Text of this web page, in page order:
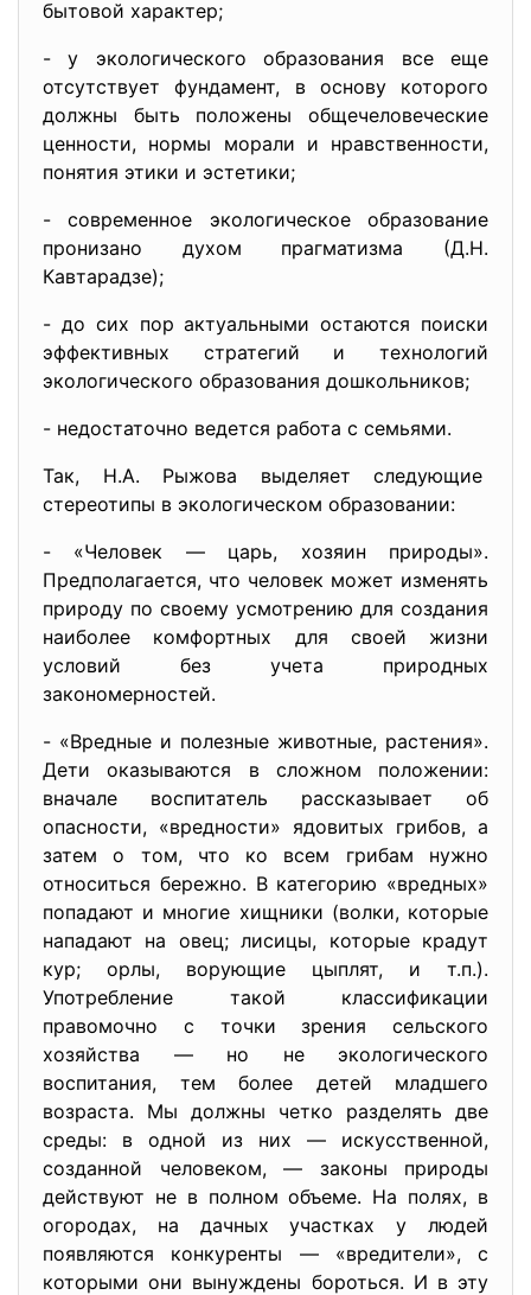
бытовой характер;
- у экологического образования все еще
отсутствует фундамент, в основу которого
должны быть положены общечеловеческие
ценности, нормы морали и нравственности,
понятия этики и эстетики;
- современное экологическое образование
пронизано духом прагматизма (Д.Н.
Кавтарадзе);
- до сих пор актуальными остаются поиски
эффективных стратегий и технологий
экологического образования дошкольников;
- недостаточно ведется работа с семьями.
Так, Н.А. Рыжова выделяет следующие
стереотипы в экологическом образовании:
- «Человек — царь, хозяин природы».
Предполагается, что человек может изменять
природу по своему усмотрению для создания
наиболее комфортных для своей жизни
условий без учета природных
закономерностей.
- «Вредные и полезные животные, растения».
Дети оказываются в сложном положении:
вначале воспитатель рассказывает об
опасности, «вредности» ядовитых грибов, а
затем о том, что ко всем грибам нужно
относиться бережно. В категорию «вредных»
попадают и многие хищники (волки, которые
нападают на овец; лисицы, которые крадут
кур; орлы, ворующие цыплят, и т.п.).
Употребление такой классификации
правомочно с точки зрения сельского
хозяйства — но не экологического
воспитания, тем более детей младшего
возраста. Мы должны четко разделять две
среды: в одной из них — искусственной,
созданной человеком, — законы природы
действуют не в полном объеме. На полях, в
огородах, на дачных участках у людей
появляются конкуренты — «вредители», с
которыми они вынуждены бороться. И в эту